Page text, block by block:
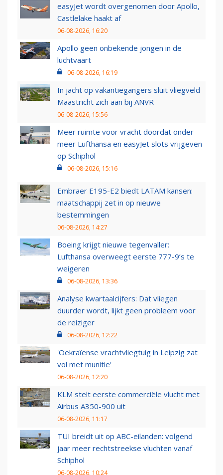
easyJet wordt overgenomen door Apollo,
Castlelake haakt af
06-08-2026, 16:20
Apollo geen onbekende jongen in de
luchtvaart
06-08-2026, 16:19
In jacht op vakantiegangers sluit vliegveld
Maastricht zich aan bij ANVR
06-08-2026, 15:56
Meer ruimte voor vracht doordat onder
meer Lufthansa en easyJet slots vrijgeven
op Schiphol
06-08-2026, 15:16
Embraer E195-E2 biedt LATAM kansen:
maatschappij zet in op nieuwe
bestemmingen
06-08-2026, 14:27
Boeing krijgt nieuwe tegenvaller:
Lufthansa overweegt eerste 777-9’s te
weigeren
06-08-2026, 13:36
Analyse kwartaalcijfers: Dat vliegen
duurder wordt, lijkt geen probleem voor
de reiziger
06-08-2026, 12:22
'Oekraïense vrachtvliegtuig in Leipzig zat
vol met munitie'
06-08-2026, 12:20
KLM stelt eerste commerciële vlucht met
Airbus A350-900 uit
06-08-2026, 11:17
TUI breidt uit op ABC-eilanden: volgend
jaar meer rechtstreekse vluchten vanaf
Schiphol
06-08-2026, 10:24